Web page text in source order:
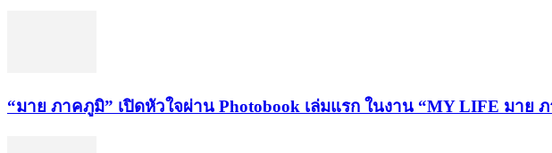
“มาย ภาคภูมิ” เปิดหัวใจผ่าน Photobook เล่มแรก ในงาน “MY LIFE มาย